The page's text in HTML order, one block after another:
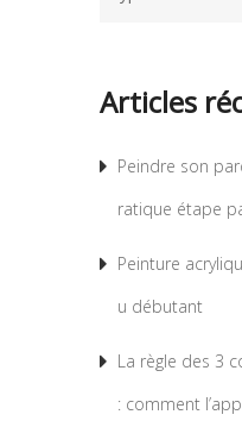
Articles
Peindre son
ratique étape
Peinture
u débutant
La règle des 3
: comment